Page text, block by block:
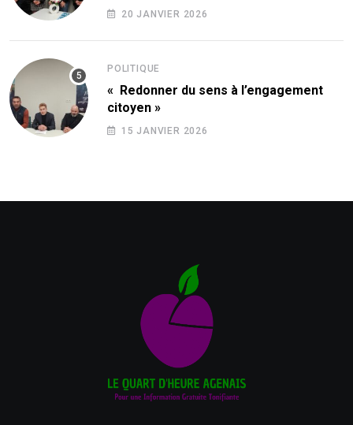
20 JANVIER 2026
POLITIQUE
« Redonner du sens à l’engagement
citoyen »
15 JANVIER 2026